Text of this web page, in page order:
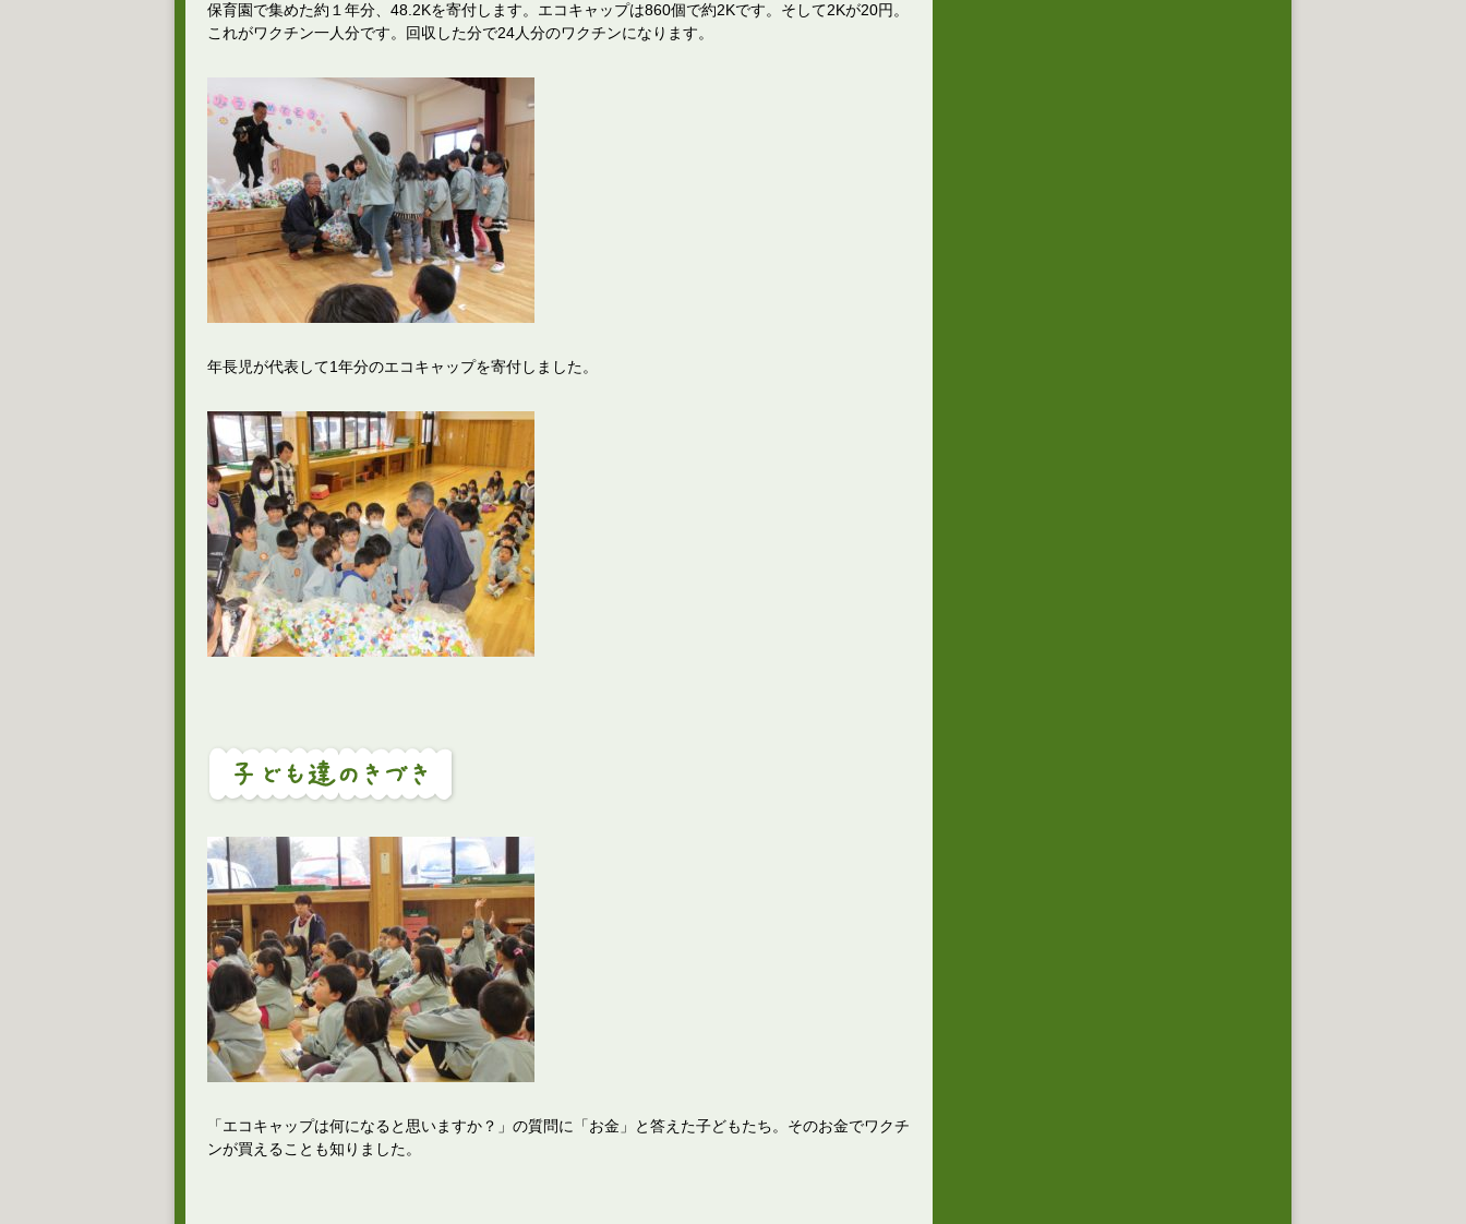
保育園で集めた約１年分、48.2Kを寄付します。エコキャップは860個で約2Kです。そして2Kが20円。
これがワクチン一人分です。回収した分で24人分のワクチンになります。
年長児が代表して1年分のエコキャップを寄付しました。
「エコキャップは何になると思いますか？」の質問に「お金」と答えた子どもたち。そのお金でワクチ
ンが買えることも知りました。